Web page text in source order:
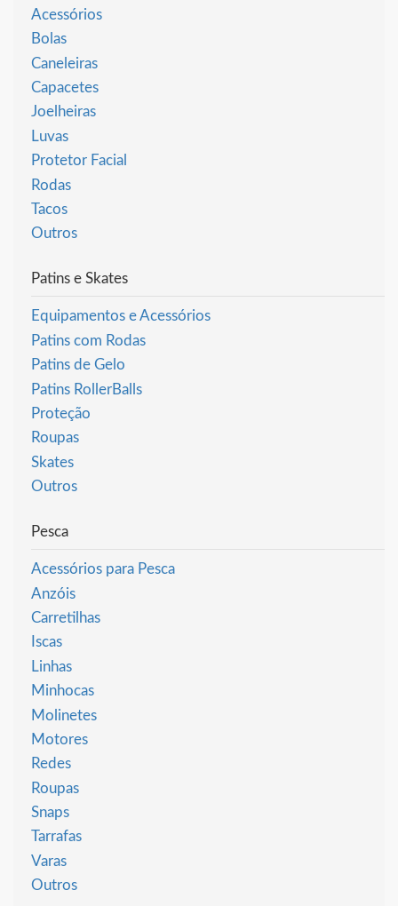
Acessórios
Bolas
Caneleiras
Capacetes
Joelheiras
Luvas
Protetor Facial
Rodas
Tacos
Outros
Patins e Skates
Equipamentos e Acessórios
Patins com Rodas
Patins de Gelo
Patins RollerBalls
Proteção
Roupas
Skates
Outros
Pesca
Acessórios para Pesca
Anzóis
Carretilhas
Iscas
Linhas
Minhocas
Molinetes
Motores
Redes
Roupas
Snaps
Tarrafas
Varas
Outros